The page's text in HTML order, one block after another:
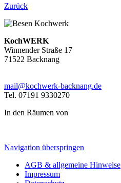
Zurück
KochWERK
Winnender Straße 17
71522 Backnang
mail@kochwerk-backnang.de
Tel. 07191 9330270
In den Räumen von
Navigation überspringen
AGB & allgemeine Hinweise
Impressum